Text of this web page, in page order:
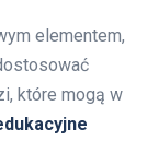
elementem,
które mogą w